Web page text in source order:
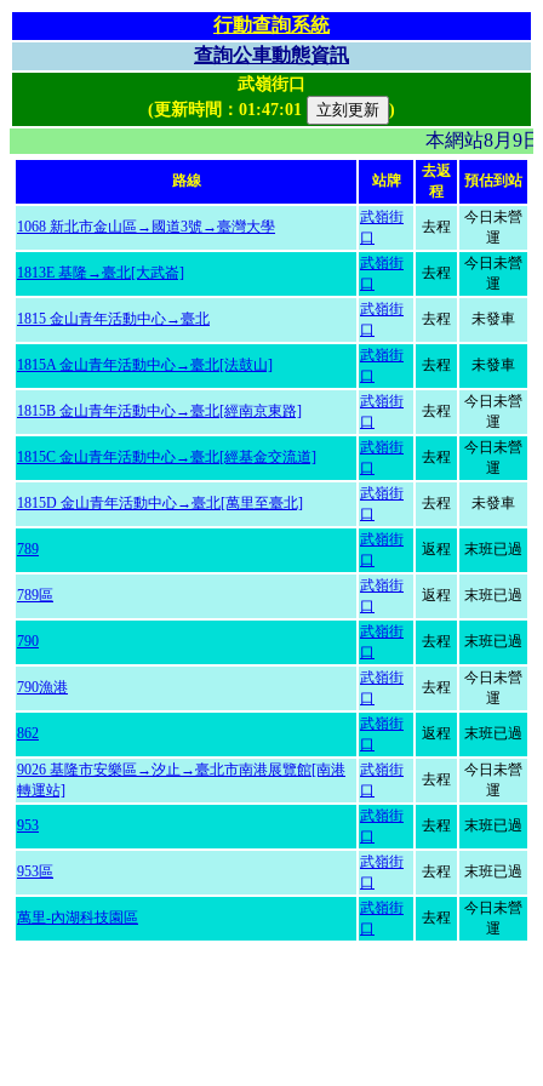
行動查詢系統
查詢公車動態資訊
武嶺街口
(更新時間： 01:47:01 )
本網站8月9
路線 站牌
去返
程
預估到站
1068 新北市金山區→國道3號→臺灣大學
武嶺街
口
去程
今日未營
運
1813E 基隆→臺北[大武崙]
武嶺街
口
去程
今日未營
運
1815 金山青年活動中心→臺北
武嶺街
口
去程 未發車
1815A 金山青年活動中心→臺北[法鼓山]
武嶺街
口
去程 未發車
1815B 金山青年活動中心→臺北[經南京東路]
武嶺街
口
去程
今日未營
運
1815C 金山青年活動中心→臺北[經基金交流道]
武嶺街
口
去程
今日未營
運
1815D 金山青年活動中心→臺北[萬里至臺北]
武嶺街
口
去程 未發車
789
武嶺街
口
返程 末班已過
789區
武嶺街
口
返程 末班已過
790
武嶺街
口
去程 末班已過
790漁港
武嶺街
口
去程
今日未營
運
862
武嶺街
口
返程 末班已過
9026 基隆市安樂區→汐止→臺北市南港展覽館[南港
轉運站]
武嶺街
口
去程
今日未營
運
953
武嶺街
口
去程 末班已過
953區
武嶺街
口
去程 末班已過
萬里-內湖科技園區
武嶺街
口
去程
今日未營
運